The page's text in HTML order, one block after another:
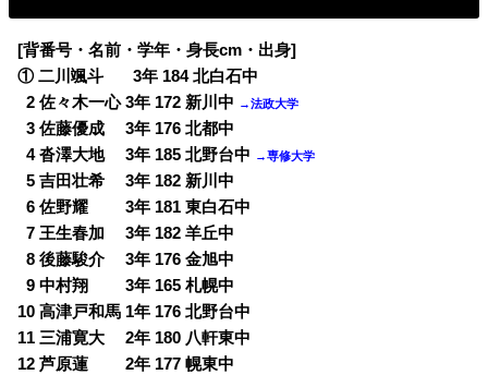
[背番号・名前・学年・身長cm・出身]
① 二川颯斗 3年 184 北白石中
02 佐々木一心 3年 172 新川中 →法政大学
03 佐藤優成 3年 176 北都中
04 沓澤大地 3年 185 北野台中 →専修大学
05 吉田壮希 3年 182 新川中
06 佐野耀 3年 181 東白石中
07 王生春加 3年 182 羊丘中
08 後藤駿介 3年 176 金旭中
09 中村翔 3年 165 札幌中
10 高津戸和馬 1年 176 北野台中
11 三浦寛大 2年 180 八軒東中
12 芦原蓮 2年 177 幌東中